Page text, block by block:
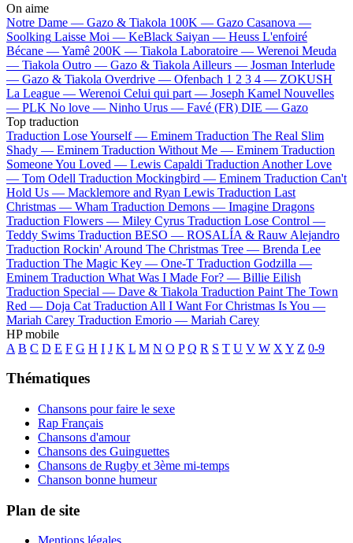
On aime
Notre Dame — Gazo & Tiakola 100K — Gazo Casanova —
Soolking Laisse Moi — KeBlack Saiyan — Heuss L'enfoiré
Bécane —Yamê 200K — Tiakola Laboratoire — Werenoi Meuda
— Tiakola Outro — Gazo & Tiakola Ailleurs — Josman Interlude
— Gazo & Tiakola Overdrive — Ofenbach 1 2 3 4 — ZOKUSH
La League — Werenoi Celui qui part — Joseph Kamel Nouvelles
— PLK No love — Ninho Urus — Favé (FR) DIE — Gazo
Top traduction
Traduction Lose Yourself — Eminem Traduction The Real Slim
Shady — Eminem Traduction Without Me — Eminem Traduction
Someone You Loved — Lewis Capaldi Traduction Another Love
— Tom Odell Traduction Mockingbird — Eminem Traduction Can't
Hold Us — Macklemore and Ryan Lewis Traduction Last
Christmas — Wham Traduction Demons — Imagine Dragons
Traduction Flowers — Miley Cyrus Traduction Lose Control —
Teddy Swims Traduction BESO — ROSALÍA & Rauw Alejandro
Traduction Rockin' Around The Christmas Tree — Brenda Lee
Traduction The Magic Key — One-T Traduction Godzilla —
Eminem Traduction What Was I Made For? — Billie Eilish
Traduction Special — Dave & Tiakola Traduction Paint The Town
Red — Doja Cat Traduction All I Want For Christmas Is You —
Mariah Carey Traduction Emorio — Mariah Carey
HP mobile
A B C D E F G H I J K L M N O P Q R S T U V W X Y Z 0-9
Thématiques
Chansons pour faire le sexe
Rap Français
Chansons d'amour
Chansons des Guinguettes
Chansons de Rugby et 3ème mi-temps
Chanson bonne humeur
Plan de site